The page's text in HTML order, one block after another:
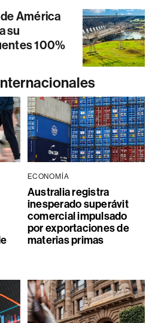
América
su
100%
ECONOMÍA
Australia registra
inesperado superávit
comercial impulsado
por exportaciones de
materias primas